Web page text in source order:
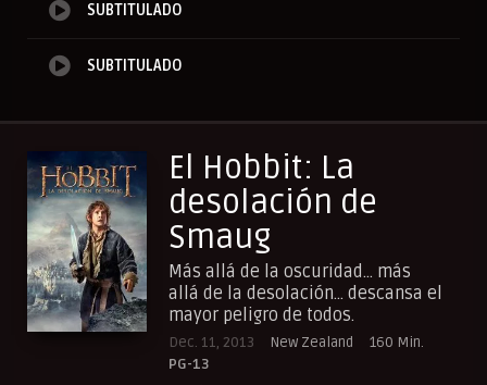
SUBTITULADO
SUBTITULADO
El Hobbit: La
desolación de
Smaug
Más allá de la oscuridad... más
allá de la desolación... descansa el
mayor peligro de todos.
Dec. 11, 2013 New Zealand
160 Min.
PG-13